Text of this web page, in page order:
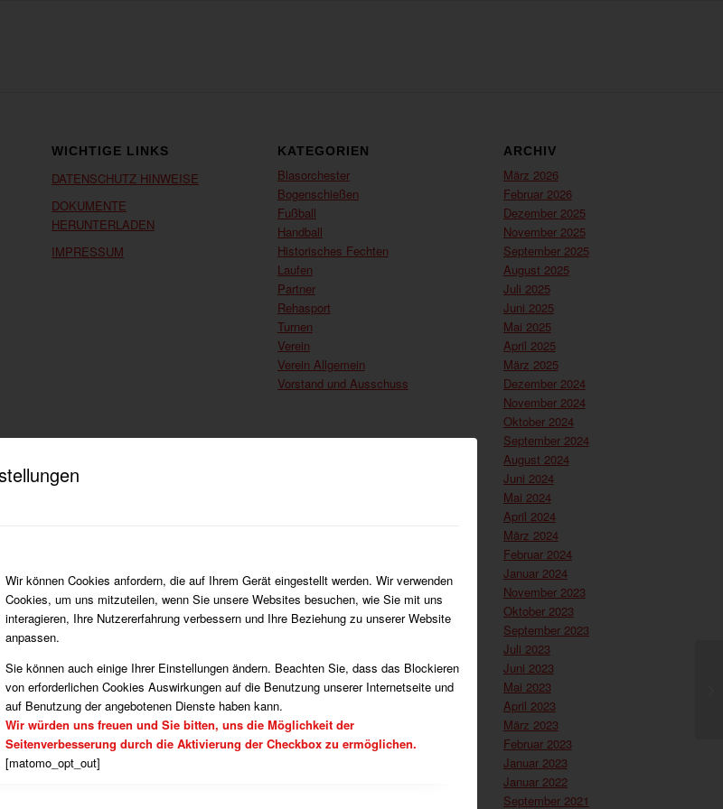
Wir können Cookies anfordern, die auf Ihrem Gerät eingestellt werden. Wir verwenden
Cookies, um uns mitzuteilen, wenn Sie unsere Websites besuchen, wie Sie mit uns
interagieren, Ihre Nutzererfahrung verbessern und Ihre Beziehung zu unserer Website
anpassen.
Sie können auch einige Ihrer Einstellungen ändern. Beachten Sie, dass das Blockieren
von erforderlichen Cookies Auswirkungen auf die Benutzung unserer Internetseite und
auf Benutzung der angebotenen Dienste haben kann.
Wir würden uns freuen und Sie bitten, uns die Möglichkeit der
Seitenverbesserung durch die Aktivierung der Checkbox zu ermöglichen.
[matomo_opt_out]
WICHTIGE LINKS
DATENSCHUTZ HINWEISE
DOKUMENTE
HERUNTERLADEN
IMPRESSUM
KATEGORIEN
Blasorchester
Bogenschießen
Fußball
Handball
Historisches Fechten
Laufen
Partner
Rehasport
Turnen
Verein
Verein Allgemein
Vorstand und Ausschuss
ARCHIV
März 2026
Februar 2026
Dezember 2025
November 2025
September 2025
August 2025
Juli 2025
Juni 2025
Mai 2025
April 2025
März 2025
Dezember 2024
November 2024
Oktober 2024
September 2024
August 2024
Juni 2024
Mai 2024
April 2024
März 2024
Februar 2024
Januar 2024
November 2023
Oktober 2023
September 2023
Juli 2023
Juni 2023
Mai 2023
April 2023
März 2023
Februar 2023
Januar 2023
Januar 2022
September 2021